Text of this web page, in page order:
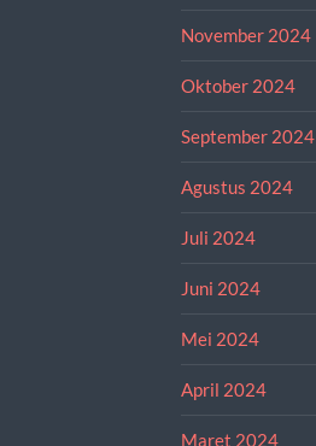
November 2024
Oktober 2024
September 2024
Agustus 2024
Juli 2024
Juni 2024
Mei 2024
April 2024
Maret 2024